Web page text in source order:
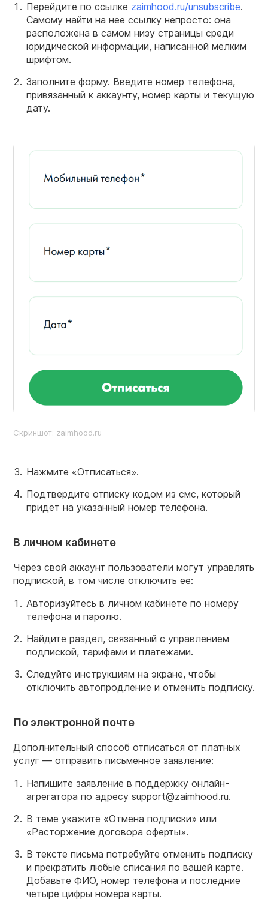
Перейдите по ссылке zaimhood.ru/unsubscribe.
Самому найти на нее ссылку непросто: она
расположена в самом низу страницы среди
юридической информации, написанной мелким
шрифтом.
Заполните форму. Введите номер телефона,
привязанный к аккаунту, номер карты и текущую
дату.
Скриншот: zaimhood.ru
Нажмите «Отписаться».
Подтвердите отписку кодом из смс, который
придет на указанный номер телефона.
В личном кабинете
Через свой аккаунт пользователи могут управлять
подпиской, в том числе отключить ее:
Авторизуйтесь в личном кабинете по номеру
телефона и паролю.
Найдите раздел, связанный с управлением
подпиской, тарифами и платежами.
Следуйте инструкциям на экране, чтобы
отключить автопродление и отменить подписку.
По электронной почте
Дополнительный способ отписаться от платных
услуг — отправить письменное заявление:
Напишите заявление в поддержку онлайн-
агрегатора по адресу support@zaimhood.ru.
В теме укажите «Отмена подписки» или
«Расторжение договора оферты».
В тексте письма потребуйте отменить подписку
и прекратить любые списания по вашей карте.
Добавьте ФИО, номер телефона и последние
четыре цифры номера карты.